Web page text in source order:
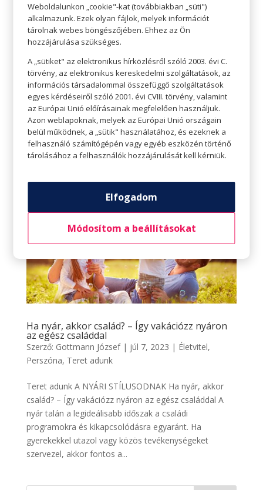
Merülj el a nyárias hangulatban – Vízimádóként
is élvezd ki az idei nyarat
Perszóna
Teret adunk
Teret adunk A NYÁRI STÍLUSODNAK Merülj el a
nyárias hangulatban – Vízimádóként is élvezd ki az idei
nyarat Ha nyár, akkor neked csak a vízpart játszik?
Csak akkor jössz ki a vízből, ha már kirángatnak? Ha
tényleg kis hableány vagy, aki a nyári hónapokban a
medence...
Ha nyár, akkor család? – Így vakációzz nyáron
az egész családdal
Szerző: Gottmann József| júl 7, 2023 | Életvitel,
Perszóna, Teret adunk
Teret adunk A NYÁRI STÍLUSODNAK Ha nyár, akkor
család? – Így vakációzz nyáron az egész családdal A
nyár talán a legideálisabb időszak a családi
programokra és kikapcsolódásra egyaránt. Ha
gyerekekkel utazol vagy közös tevékenységeket
szervezel, akkor fontos a...
Weboldalunkon „cookie"-kat (továbbiakban „süti")
alkalmazunk. Ezek olyan fájlok, melyek információt
tárolnak webes böngészőjében. Ehhez az Ön
hozzájárulása szükséges.
A „sütiket" az elektronikus hírközlésről szóló 2003. évi C.
törvény, az elektronikus kereskedelmi szolgáltatások, az
információs társadalommal összefüggő szolgáltatások
egyes kérdéseiről szóló 2001. évi CVIII. törvény, valamint
az Európai Unió előírásainak megfelelően használjuk.
Azon weblapoknak, melyek az Európai Unió országain
belül működnek, a „sütik" használatához, és ezeknek a
felhasználó számítógépén vagy egyéb eszközén történő
tárolásához a felhasználók hozzájárulását kell kérniük.
Elfogadom
Módosítom a beállításokat